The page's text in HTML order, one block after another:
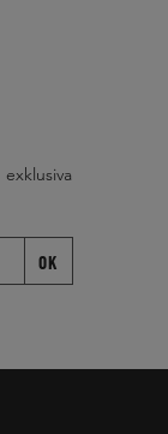
OK